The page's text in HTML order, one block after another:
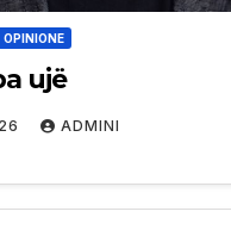
OPINIONE
ujë
ADMINI